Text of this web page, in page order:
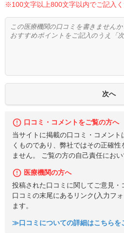
※100文字以上800文字以内でご記入
口コミ・コメントをご覧の方へ
当サイトに掲載の口コミ・コメン
くものであり、弊社ではその正確
ません。 ご覧の方の自己責任におい
医療機関の方へ
投稿された口コミに関してご意見・
口コミの末尾にあるリンク(入力フ
ます。
≫口コミについての詳細はこちらを